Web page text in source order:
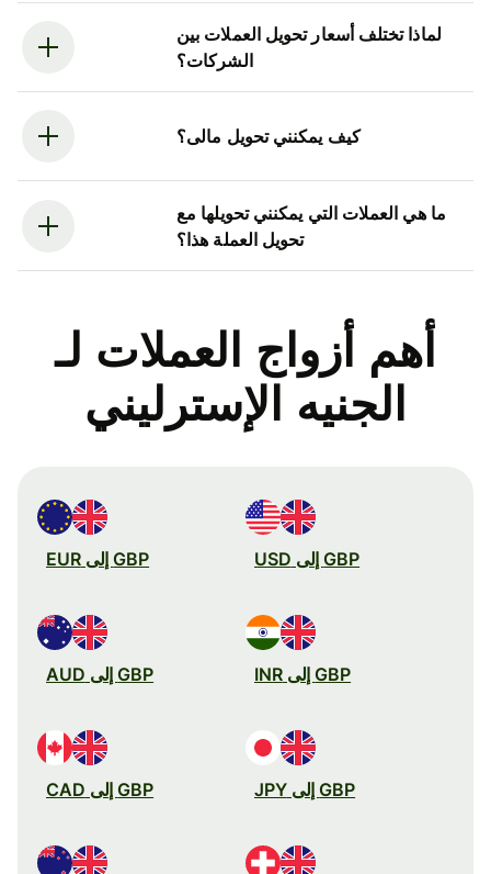
لماذا تختلف أسعار تحويل العملات بين
الشركات؟
كيف يمكنني تحويل مالى؟
ما هي العملات التي يمكنني تحويلها مع
تحويل العملة هذا؟
أهم أزواج العملات لـ
الجنيه الإسترليني
GBP إلى USD GBP إلى EUR
GBP إلى INR GBP إلى AUD
GBP إلى JPY GBP إلى CAD